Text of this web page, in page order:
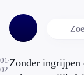
01-
02-
Zonder ingrijpen